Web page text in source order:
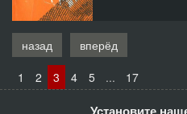
назад
вперёд
1
2 3 4 5 ... 17